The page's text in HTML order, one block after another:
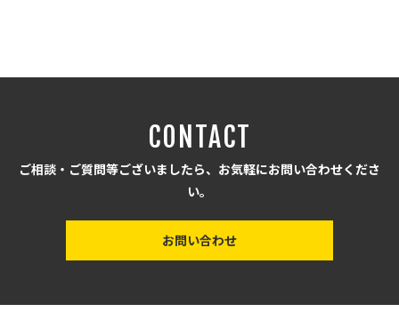
CONTACT
ご相談・ご質問等ございましたら、お気軽にお問い合わせくださ
い。
お問い合わせ